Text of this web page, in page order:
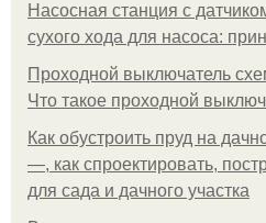
Насосная станция с
сухого хода для насоса:
Проходной выключатель
Что такое проходной
Как обустроить пруд на
—, как спроектировать,
для сада и дачного участка